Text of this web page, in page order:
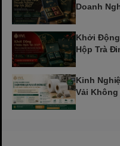
Doanh
Khởi Động
Hộp Trà
Kinh
Vải